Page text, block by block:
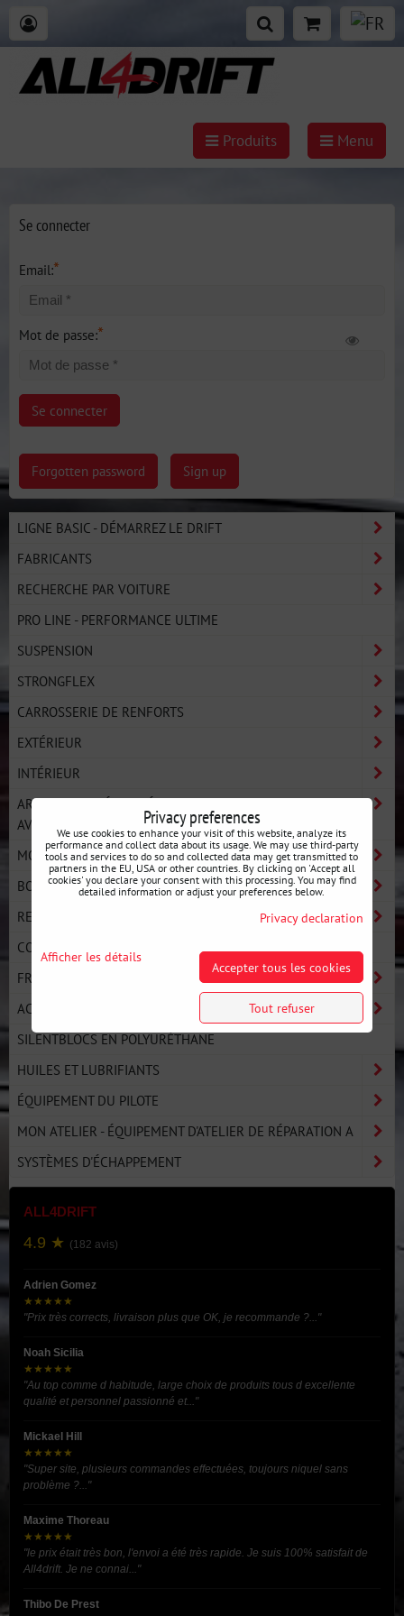
Produits Menu
Se connecter
Email:*
Mot de passe:*
Se connecter
Forgotten password Sign up
LIGNE BASIC - DÉMARREZ LE DRIFT
FABRICANTS
RECHERCHE PAR VOITURE
PRO LINE - PERFORMANCE ULTIME
SUSPENSION
STRONGFLEX
CARROSSERIE DE RENFORTS
EXTÉRIEUR
INTÉRIEUR
ARCEAUX DE SÉCURITÉ ET BARRES DE PROTECTION
AVANT
MOTEUR
BOÎTE DE VITESSES
REFROIDISSEMENT D'EAU ET D'HUILE
COMPOSANTS TURBO
FREINS
ACCESSOIRES ET PRODUITS DÉRIVÉS
SILENTBLOCS EN POLYURÉTHANE
HUILES ET LUBRIFIANTS
ÉQUIPEMENT DU PILOTE
MON ATELIER - ÉQUIPEMENT D'ATELIER DE RÉPARATION A
SYSTÈMES D'ÉCHAPPEMENT
ALL4DRIFT
4.9 ★ (182 avis)
Adrien Gomez
★★★★★
"Prix très corrects, livraison plus que OK, je recommande ?..."
Noah Sicilia
★★★★★
"Au top comme d habitude, large choix de produits tous d excellente
qualité et personnel passionné et..."
Mickael Hill
★★★★★
"Super site, plusieurs commandes effectuées, toujours niquel sans
problème ?..."
Maxime Thoreau
★★★★★
"le prix était très bon, l'envoi a été très rapide. Je suis 100% satisfait de
All4drift. Je ne connai..."
Thibo De Prest
Privacy preferences
We use cookies to enhance your visit of this website, analyze its
performance and collect data about its usage. We may use third-party
tools and services to do so and collected data may get transmitted to
partners in the EU, USA or other countries. By clicking on 'Accept all
cookies' you declare your consent with this processing. You may find
detailed information or adjust your preferences below.
Privacy declaration
Afficher les détails
Accepter tous les cookies
Tout refuser